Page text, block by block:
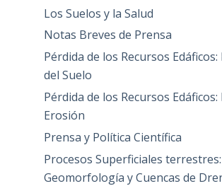
Los Suelos y la Salud
Notas Breves de Prensa
Pérdida de los Recursos Edáficos:
del Suelo
Pérdida de los Recursos Edáficos:
Erosión
Prensa y Política Científica
Procesos Superficiales terrestres:
Geomorfología y Cuencas de